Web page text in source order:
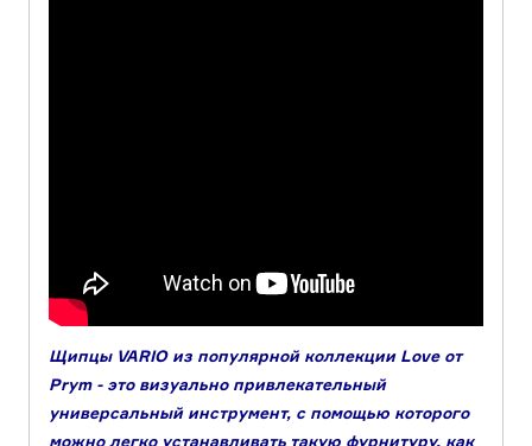
Щипцы VARIO из популярной коллекции Love от
Prym - это визуально привлекательный
универсальный инструмент, с помощью которого
можно легко устанавливать такую фурнитуру, как